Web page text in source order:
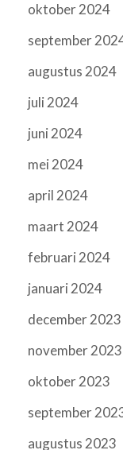
oktober 2024
september
augustus 2024
juli 2024
juni 2024
mei 2024
april 2024
maart 2024
februari 2024
januari 2024
december 2023
november 2023
oktober 2023
september
augustus 2023